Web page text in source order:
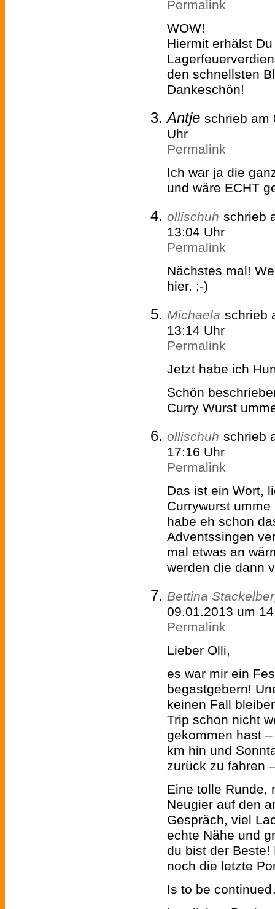
Permalink
WOW!
Hiermit erhälst
den schnellsten
Dankeschön!
Antje schrieb am
Uhr
Permalink
Ich war ja die
und wäre ECHT
ollischuh schrieb
13:04 Uhr
Permalink
Nächstes mal!
hier. ;-)
Michaela schrieb
13:14 Uhr
Permalink
Jetzt habe ich
Schön
Curry Wurst
ollischuh schrieb
17:16 Uhr
Permalink
Das ist ein Wort,
Currywurst
habe eh schon
Adventssingen
mal etwas an
werden die dann
Bettina
09.01.2013 um
Permalink
Lieber Olli,
es war mir ein
begastgebern!
keinen Fall
Trip schon nicht
gekommen hast
km hin und
zurück zu fahren
Eine tolle Runde,
Neugier auf den
Gespräch, viel
echte Nähe und
du bist der Beste!
noch die letzte
Is to be